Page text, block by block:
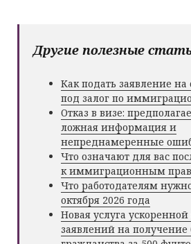
Другие полезные
Как подать заявление
под залог по
Отказ в визе:
ложная информация и
непреднамеренные
Что означают для вас
к иммиграционным
Что работодателям
октября 2026 года
Новая услуга ускоренной
заявлений на получение